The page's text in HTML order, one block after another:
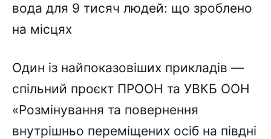
вода для 9 тисяч людей: що зроблено
на місцях
Один із найпоказовіших прикладів —
спільний проєкт ПРООН та УВКБ ООН
«Розмінування та повернення
внутрішньо переміщених осіб на півдні